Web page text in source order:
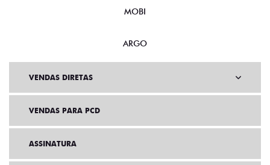
MOBI
ARGO
VENDAS DIRETAS
VENDAS PARA PCD
ASSINATURA